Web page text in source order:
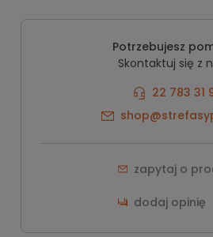
Potrzebujesz
Skontaktuj się z
22 783 31
zapytaj o
dodaj opinię